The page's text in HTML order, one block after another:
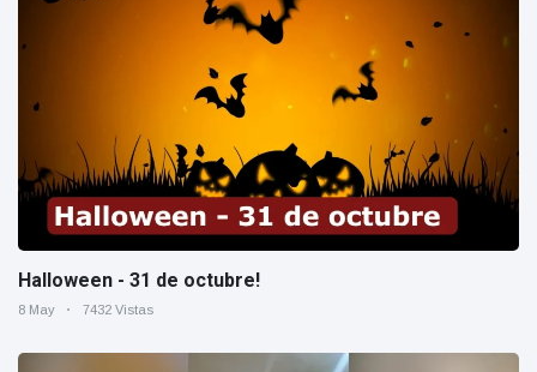
Halloween - 31 de octubre!
8 May 7432 Vistas